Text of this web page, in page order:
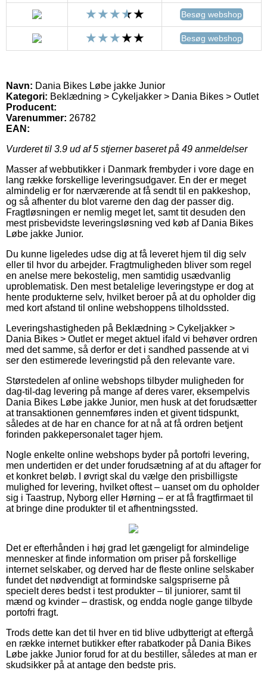
Besøg webshop
Besøg webshop
Navn: Dania Bikes Løbe jakke Junior
Kategori: Beklædning > Cykeljakker > Dania Bikes > Outlet
Producent:
Varenummer: 26782
EAN:
Vurderet til 3.9 ud af 5 stjerner baseret på 49 anmeldelser
Masser af webbutikker i Danmark frembyder i vore dage en
lang række forskellige leveringsudgaver. En der er meget
almindelig er for nærværende at få sendt til en pakkeshop,
og så afhenter du blot varerne den dag der passer dig.
Fragtløsningen er nemlig meget let, samt tit desuden den
mest prisbevidste leveringsløsning ved køb af Dania Bikes
Løbe jakke Junior.
Du kunne ligeledes udse dig at få leveret hjem til dig selv
eller til hvor du arbejder. Fragtmuligheden bliver som regel
en anelse mere bekostelig, men samtidig usædvanlig
uproblematisk. Den mest betalelige leveringstype er dog at
hente produkterne selv, hvilket beroer på at du opholder dig
med kort afstand til online webshoppens tilholdssted.
Leveringshastigheden på Beklædning > Cykeljakker >
Dania Bikes > Outlet er meget aktuel ifald vi behøver ordren
med det samme, så derfor er det i sandhed passende at vi
ser den estimerede leveringstid på den relevante vare.
Størstedelen af online webshops tilbyder muligheden for
dag-til-dag levering på mange af deres varer, eksempelvis
Dania Bikes Løbe jakke Junior, men husk at det forudsætter
at transaktionen gennemføres inden et givent tidspunkt,
således at de har en chance for at nå at få ordren betjent
forinden pakkepersonalet tager hjem.
Nogle enkelte online webshops byder på portofri levering,
men undertiden er det under forudsætning af at du aftager for
et konkret beløb. I øvrigt skal du vælge den prisbilligste
mulighed for levering, hvilket oftest – uanset om du opholder
sig i Taastrup, Nyborg eller Hørning – er at få fragtfirmaet til
at bringe dine produkter til et afhentningssted.
Det er efterhånden i høj grad let gængeligt for almindelige
mennesker at finde information om priser på forskellige
internet selskaber, og derved har de fleste online selskaber
fundet det nødvendigt at formindske salgspriserne på
specielt deres bedst i test produkter – til juniorer, samt til
mænd og kvinder – drastisk, og endda nogle gange tilbyde
portofri fragt.
Trods dette kan det til hver en tid blive udbytterigt at eftergå
en række internet butikker efter rabatkoder på Dania Bikes
Løbe jakke Junior forud for at du bestiller, således at man er
skudsikker på at antage den bedste pris.